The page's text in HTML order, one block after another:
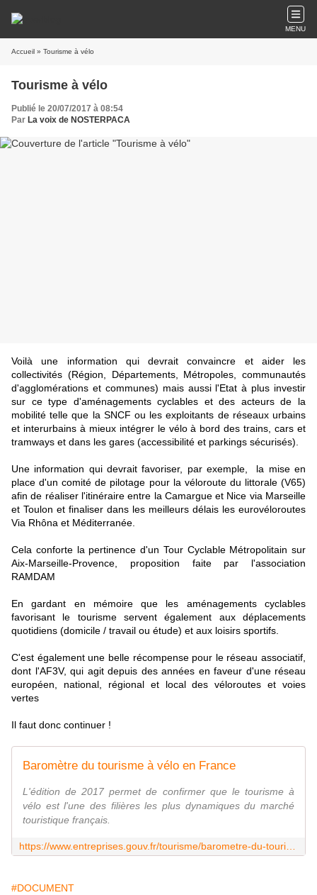
MENU
Accueil » Tourisme à vélo
Tourisme à vélo
Publié le 20/07/2017 à 08:54
Par La voix de NOSTERPACA
Voilà une information qui devrait convaincre et aider les
collectivités (Région, Départements, Métropoles, communautés
d'agglomérations et communes) mais aussi l'Etat à plus investir
sur ce type d'aménagements cyclables et des acteurs de la
mobilité telle que la SNCF ou les exploitants de réseaux urbains
et interurbains à mieux intégrer le vélo à bord des trains, cars et
tramways et dans les gares (accessibilité et parkings sécurisés).
Une information qui devrait favoriser, par exemple, la mise en
place d'un comité de pilotage pour la véloroute du littorale (V65)
afin de réaliser l'itinéraire entre la Camargue et Nice via Marseille
et Toulon et finaliser dans les meilleurs délais les eurovéloroutes
Via Rhôna et Méditerranée.
Cela conforte la pertinence d'un Tour Cyclable Métropolitain sur
Aix-Marseille-Provence, proposition faite par l'association
RAMDAM
En gardant en mémoire que les aménagements cyclables
favorisant le tourisme servent également aux déplacements
quotidiens (domicile / travail ou étude) et aux loisirs sportifs.
C'est également une belle récompense pour le réseau associatif,
dont l'AF3V, qui agit depuis des années en faveur d'une réseau
européen, national, régional et local des véloroutes et voies
vertes
Il faut donc continuer !
Baromètre du tourisme à vélo en France
L'édition de 2017 permet de confirmer que le tourisme à
vélo est l'une des filières les plus dynamiques du marché
touristique français.
#DOCUMENT